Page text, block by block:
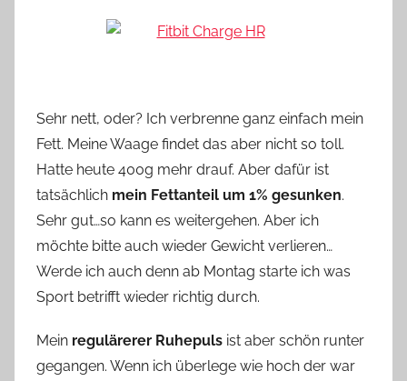
Sehr nett, oder? Ich verbrenne ganz einfach mein
Fett. Meine Waage findet das aber nicht so toll.
Hatte heute 400g mehr drauf. Aber dafür ist
tatsächlich mein Fettanteil um 1% gesunken.
Sehr gut…so kann es weitergehen. Aber ich
möchte bitte auch wieder Gewicht verlieren…
Werde ich auch denn ab Montag starte ich was
Sport betrifft wieder richtig durch.
Mein regulärerer Ruhepuls ist aber schön runter
gegangen. Wenn ich überlege wie hoch der war